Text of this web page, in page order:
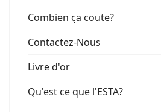
Combien ça coute?
Contactez-Nous
Livre d'or
Qu'est ce que l'ESTA?